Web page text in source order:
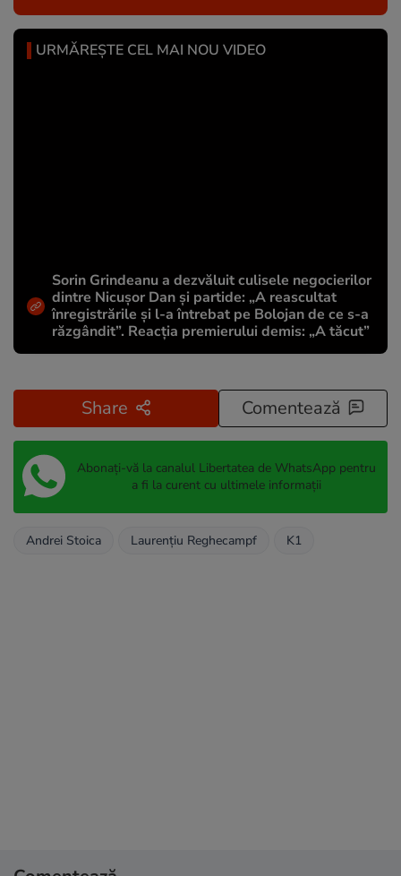
URMĂREȘTE CEL MAI NOU VIDEO
Sorin Grindeanu a dezvăluit culisele negocierilor
dintre Nicușor Dan și partide: „A reascultat
înregistrările și l-a întrebat pe Bolojan de ce s-a
răzgândit”. Reacția premierului demis: „A tăcut”
Share Comentează
Abonați-vă la canalul Libertatea de WhatsApp pentru
a fi la curent cu ultimele informații
Andrei Stoica Laurențiu Reghecampf K1